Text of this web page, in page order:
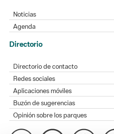
Noticias
Agenda
Directorio
Directorio de contacto
Redes sociales
Aplicaciones móviles
Buzón de sugerencias
Opinión sobre los parques